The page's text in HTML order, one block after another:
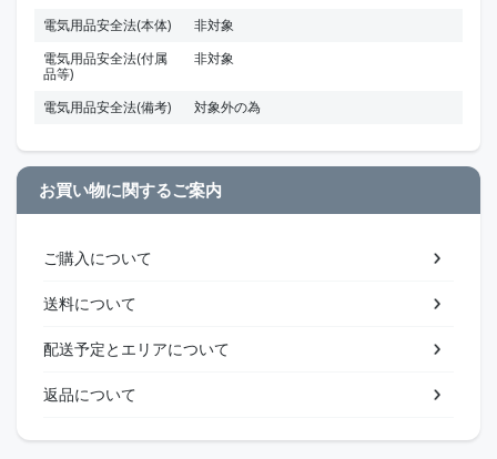
電気用品安全法(本体)
非対象
電気用品安全法(付属
品等)
非対象
電気用品安全法(備考) 対象外の為
お買い物に関するご案内
ご購入について
送料について
配送予定とエリアについて
返品について